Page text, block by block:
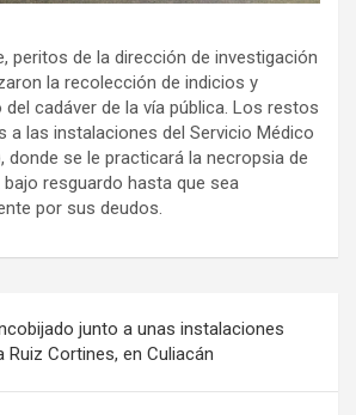
peritos de la dirección de investigación
la recolección de indicios y
cadáver de la vía pública. Los restos
a las instalaciones del Servicio Médico
donde se le practicará la necropsia de
resguardo hasta que sea
por sus deudos.
junto a unas instalaciones
Ruiz Cortines, en Culiacán